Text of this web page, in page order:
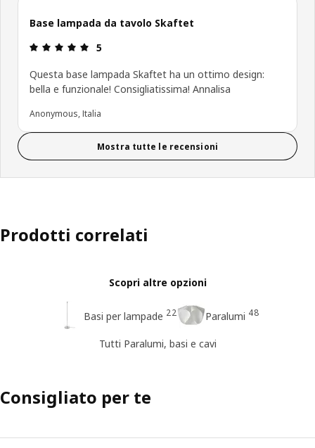
Base lampada da tavolo Skaftet
Recensione: 5 di 5 stelle.
5
Questa base lampada Skaftet ha un ottimo design:
bella e funzionale! Consigliatissima! Annalisa
Anonymous, Italia
Mostra tutte le recensioni
Prodotti correlati
Scopri altre opzioni
Basi per lampade 22 Paralumi 48
Tutti Paralumi, basi e cavi
Consigliato per te